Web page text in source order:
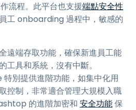
流程。此平台也支援端點安全性
工 onboarding 過程中，敏感的
遠端存取功能，確保新進員工能
工具和系統，沒有中斷。
別提供進階功能，如集中化用
控制，非常適合管理大規模入職
的進階加密和 安全功能保